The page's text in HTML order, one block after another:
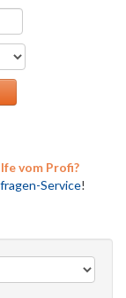
vom Profi?
Service!